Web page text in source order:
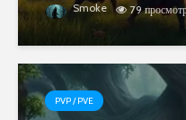
Smoke 79
PVP / PVE